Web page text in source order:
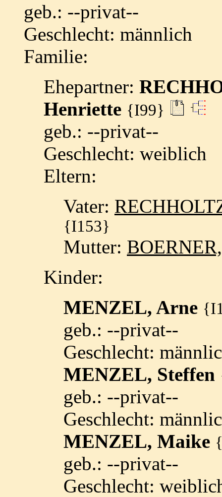
geb.: --privat--
Geschlecht: männlich
Familie:
Ehepartner:
Henriette {I99}
geb.: --privat--
Geschlecht: weiblich
Eltern:
Vater:
{I153}
Mutter:
Kinder:
MENZEL, Arne
geb.: --privat--
Geschlecht:
MENZEL, Steffen
geb.: --privat--
Geschlecht:
MENZEL, Maike
geb.: --privat--
Geschlecht: